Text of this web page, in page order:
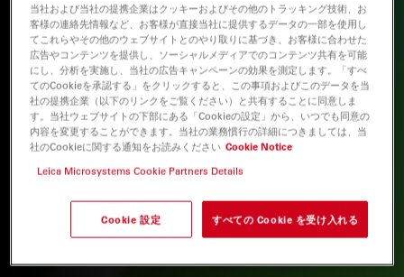
当社および当社の提携企業はクッキーおよびその他のトラッキング技術、お
客様の連絡先情報など、お客様が直接当社に提供するデータの一部を使用し
てこれらやその他のウェブサイトとのやり取りに基づき、お客様に合わせた
広告やコンテンツを提供し、ソーシャルメディアでのコンテンツ共有を可能
にし、分析を実施し、当社の広告キャンペーンの効果を測定します。「すべ
てのCookieを承認する」をクリックすると、この事項およびこのデータを当
社の提携企業（以下のリンクをご覧ください）と共有することに同意しま
す。当社ウェブサイトの下部にある「Cookieの設定」から、いつでも同意の
内容を変更することができます。当社の業務慣行の詳細につきましては、当
社のCookieに関する通知をお読みください Cookie Notice
Leica Microsystems Cookie Partners Details
Cookie 設定 すべての Cookie を受け入れる